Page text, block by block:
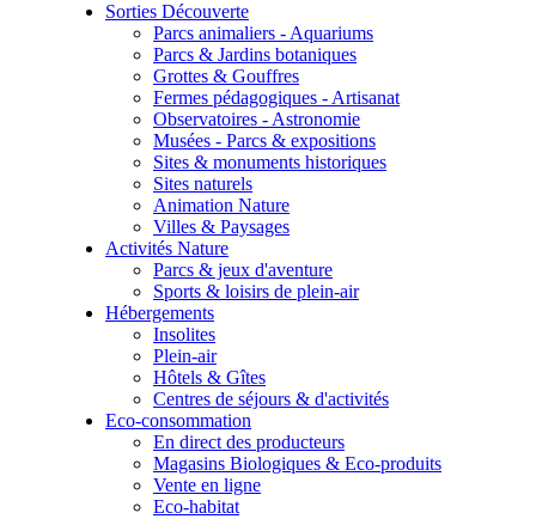
Sorties Découverte
Parcs animaliers - Aquariums
Parcs & Jardins botaniques
Grottes & Gouffres
Fermes pédagogiques - Artisanat
Observatoires - Astronomie
Musées - Parcs & expositions
Sites & monuments historiques
Sites naturels
Animation Nature
Villes & Paysages
Activités Nature
Parcs & jeux d'aventure
Sports & loisirs de plein-air
Hébergements
Insolites
Plein-air
Hôtels & Gîtes
Centres de séjours & d'activités
Eco-consommation
En direct des producteurs
Magasins Biologiques & Eco-produits
Vente en ligne
Eco-habitat